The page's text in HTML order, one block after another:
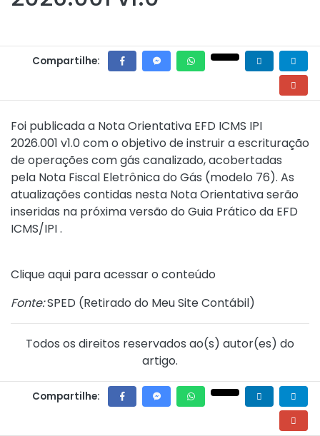
Compartilhe:
Foi publicada a Nota Orientativa EFD ICMS IPI
2026.001 v1.0 com o objetivo de instruir a escrituração
de operações com gás canalizado, acobertadas
pela Nota Fiscal Eletrônica do Gás (modelo 76). As
atualizações contidas nesta Nota Orientativa serão
inseridas na próxima versão do Guia Prático da EFD
ICMS/IPI .
Cliqueaqui para acessar o conteúdo
Fonte:SPED (Retirado do Meu Site Contábil)
Todos os direitos reservados ao(s) autor(es) do
artigo.
Compartilhe: